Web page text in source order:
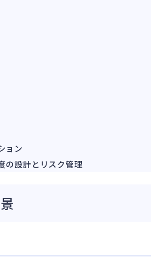
ョン
の設計とリスク管理